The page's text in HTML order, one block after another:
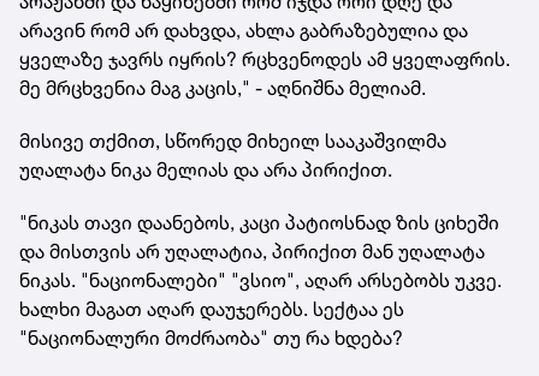
არავინ რომ არ დახვდა, ახლა გაბრაზებულია და
ყველაზე ჯავრს იყრის? რცხვენოდეს ამ ყველაფრის.
მე მრცხვენია მაგ კაცის," - აღნიშნა მელიამ.
მისივე თქმით, სწორედ მიხეილ სააკაშვილმა
უღალატა ნიკა მელიას და არა პირიქით.
"ნიკას თავი დაანებოს, კაცი პატიოსნად ზის ციხეში
და მისთვის არ უღალატია, პირიქით მან უღალატა
ნიკას. "ნაციონალები" "ვსიო", აღარ არსებობს უკვე.
ხალხი მაგათ აღარ დაუჯერებს. სექტაა ეს
"ნაციონალური მოძრაობა" თუ რა ხდება?